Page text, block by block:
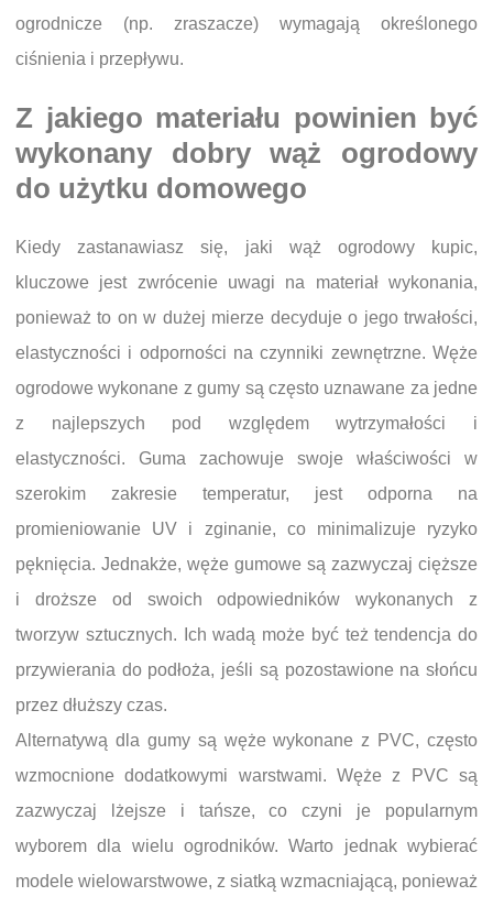
ogrodnicze (np. zraszacze) wymagają określonego
ciśnienia i przepływu.
Z jakiego materiału powinien być
wykonany dobry wąż ogrodowy
do użytku domowego
Kiedy zastanawiasz się, jaki wąż ogrodowy kupic,
kluczowe jest zwrócenie uwagi na materiał wykonania,
ponieważ to on w dużej mierze decyduje o jego trwałości,
elastyczności i odporności na czynniki zewnętrzne. Węże
ogrodowe wykonane z gumy są często uznawane za jedne
z najlepszych pod względem wytrzymałości i
elastyczności. Guma zachowuje swoje właściwości w
szerokim zakresie temperatur, jest odporna na
promieniowanie UV i zginanie, co minimalizuje ryzyko
pęknięcia. Jednakże, węże gumowe są zazwyczaj cięższe
i droższe od swoich odpowiedników wykonanych z
tworzyw sztucznych. Ich wadą może być też tendencja do
przywierania do podłoża, jeśli są pozostawione na słońcu
przez dłuższy czas.
Alternatywą dla gumy są węże wykonane z PVC, często
wzmocnione dodatkowymi warstwami. Węże z PVC są
zazwyczaj lżejsze i tańsze, co czyni je popularnym
wyborem dla wielu ogrodników. Warto jednak wybierać
modele wielowarstwowe, z siatką wzmacniającą, ponieważ